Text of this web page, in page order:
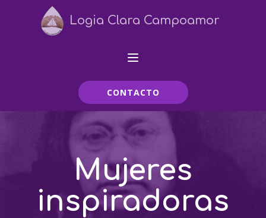
Logia Clara Campoamor
CONTACTO
Mujeres
inspiradoras